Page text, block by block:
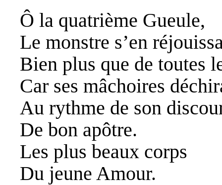
Ô la quatrième Gueule,
Le monstre s’en
Bien plus que de toutes
Car ses mâchoires
Au rythme de son
De bon apôtre.
Les plus beaux corps
Du jeune Amour.